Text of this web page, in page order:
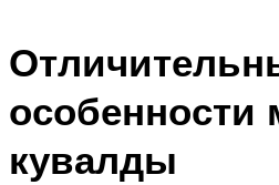
особенности
кувалды